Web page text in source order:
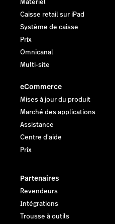
Matériel
Caisse retail sur iPad
Système de caisse
Prix
Omnicanal
Multi-site
eCommerce
Mises à jour du produit
Marché des applications
Assistance
Centre d'aide
Prix
Partenaires
Revendeurs
Intégrations
Trousse à outils